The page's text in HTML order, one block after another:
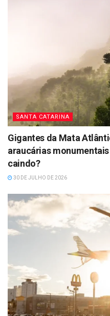
SANTA CATARINA
Gigantes da Mata
araucárias
caindo?
30 DE JULHO DE 2026